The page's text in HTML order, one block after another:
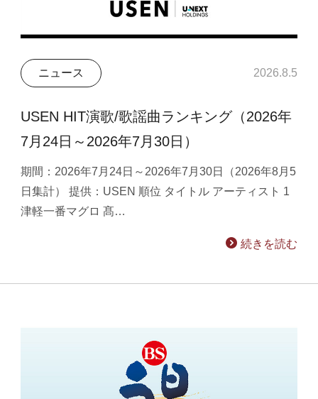
ニュース 2026.8.5
USEN HIT演歌/歌謡曲ランキング（2026年
7月24日～2026年7月30日）
期間：2026年7月24日～2026年7月30日（2026年8月5
日集計） 提供：USEN 順位 タイトル アーティスト 1
津軽一番マグロ 髙…
続きを読む